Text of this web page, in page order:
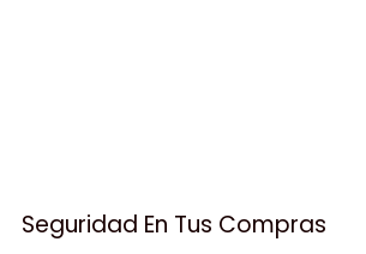
Seguridad En Tus Compras